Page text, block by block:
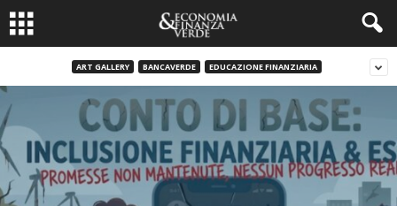
ART GALLERY BANCAVERDE EDUCAZIONE FINANZIARIA